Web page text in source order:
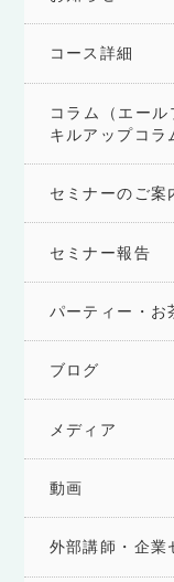
コース詳細
コラム（エー
キルアップコラ
セミナーのご案
セミナー報告
パーティー・お
ブログ
メディア
動画
外部講師・企業